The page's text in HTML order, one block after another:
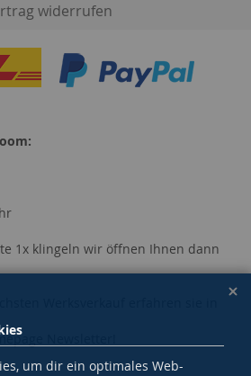
widerrufen
1x klingeln wir öffnen Ihnen dann
Newsletter!
um dir ein optimales Web-